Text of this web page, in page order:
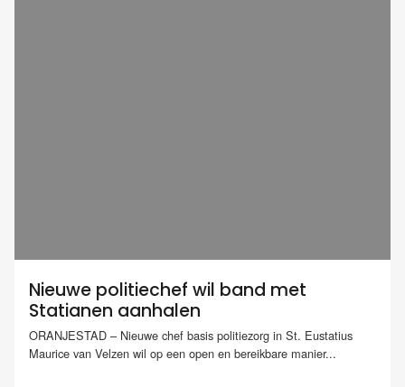
Nieuwe politiechef wil band met
Statianen aanhalen
ORANJESTAD – Nieuwe chef basis politiezorg in St. Eustatius
Maurice van Velzen wil op een open en bereikbare manier...